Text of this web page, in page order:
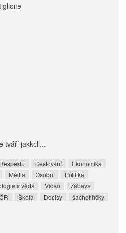
tváří jakkoli...
Cestování
Ekonomika
Média Osobní
Politika
a věda Video
Zábava
ČR Škola Dopisy
šachohříčky